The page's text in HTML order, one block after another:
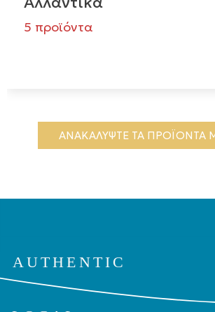
5 προϊόντα
ΑΝΑΚΑΛΥΨΤΕ ΤΑ ΠΡΟΪΟΝΤΑ